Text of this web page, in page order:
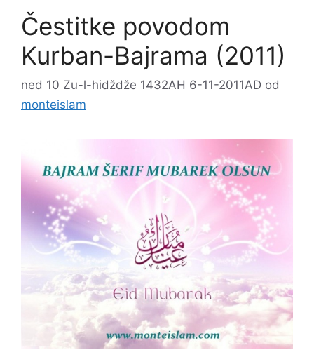
Čestitke povodom
Kurban-Bajrama (2011)
ned 10 Zu-l-hidždže 1432AH 6-11-2011AD od
monteislam